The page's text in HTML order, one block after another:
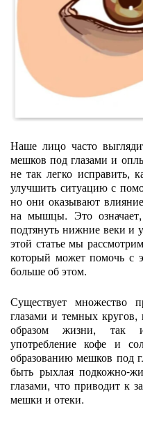
Наше лицо часто
мешков под глазами и
не так легко
улучшить ситуацию с
но они оказывают
на мышцы. Это
подтянуть нижние веки и
этой статье мы
который может помочь с
больше об этом.
Существует множество
глазами и темных
образом жизни, так
употребление кофе и
образованию мешков под
быть рыхлая подкожно-
глазами, что приводит к
мешки и отеки.